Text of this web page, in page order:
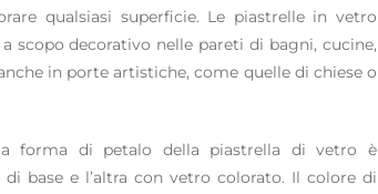
qualsiasi superficie. Le piastrelle in vetro
scopo decorativo nelle pareti di bagni, cucine,
in porte artistiche, come quelle di chiese o
a forma di petalo della piastrella di vetro è
base e l’altra con vetro colorato. Il colore di